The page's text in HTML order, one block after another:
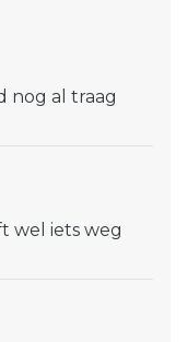
nog al traag
wel iets weg